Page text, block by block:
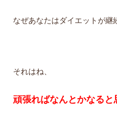
なぜあなたはダイエットが継
それはね、
頑張ればなんとかなると